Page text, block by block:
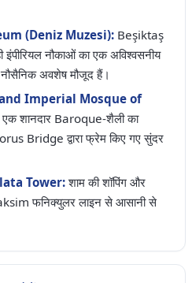
(Deniz Muzesi): Beşiktaş
नौकाओं का एक अविश्वसनीय
अवशेष मौजूद हैं।
Imperial Mosque of
एक शानदार Baroque-शैली का
Bridge द्वारा फ्रेम किए गए सुंदर
Tower:शाम की शॉपिंग और
फनिक्युलर लाइन से आसानी से